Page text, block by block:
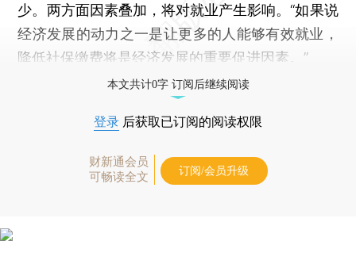
少。两方面因素叠加，将对就业产生影响。“如果说
经济发展的动力之一是让更多的人能够有效就业，
降低社保缴费将是经济发展的重要促进因素。”
本文共计0字 订阅后继续阅读
登录 后获取已订阅的阅读权限
财新通会员
可畅读全文
订阅/会员升级